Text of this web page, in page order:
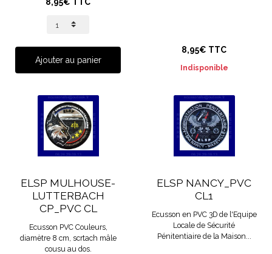
8,95€ TTC
Ajouter au panier
8,95€ TTC
Indisponible
ELSP MULHOUSE-
LUTTERBACH
CP_PVC CL
Ecusson PVC Couleurs,
diamètre 8 cm, scrtach mâle
cousu au dos.
ELSP NANCY_PVC
CL1
Ecusson en PVC 3D de l'Equipe
Locale de Sécurité
Pénitentiaire de la Maison...